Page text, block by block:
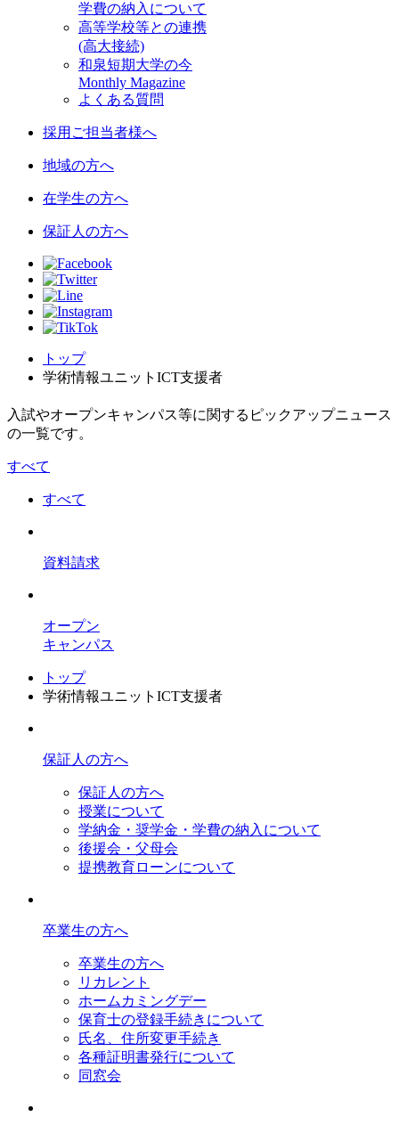
学費の納入について
高等学校等との連携
(高大接続)
和泉短期大学の今
Monthly Magazine
よくある質問
採用ご担当者様へ
地域の方へ
在学生の方へ
保証人の方へ
トップ
学術情報ユニットICT支援者
入試やオープンキャンパス等に関するピックアップニュース
の一覧です。
すべて
すべて
資料請求
オープン
キャンパス
トップ
学術情報ユニットICT支援者
保証人の方へ
保証人の方へ
授業について
学納金・奨学金・学費の納入について
後援会・父母会
提携教育ローンについて
卒業生の方へ
卒業生の方へ
リカレント
ホームカミングデー
保育士の登録手続きについて
氏名、住所変更手続き
各種証明書発行について
同窓会